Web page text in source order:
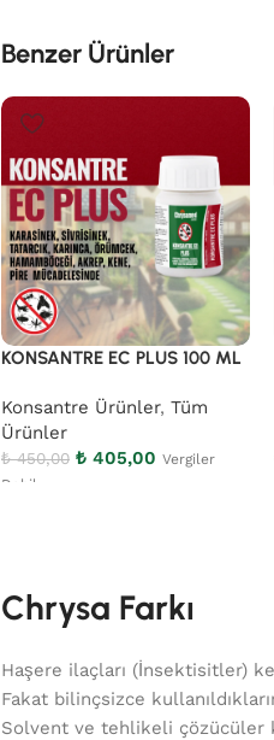
Benzer Ürünler
KONSANTRE EC PLUS 100 ML
Konsantre Ürünler, Tüm
Ürünler
₺450,00 ₺ 405,00 Vergiler
Dahil
Chrysa Farkı
Haşere ilaçları (İnsektisitler)
Fakat bilinçsizce
Solvent ve tehlikeli çözücüler